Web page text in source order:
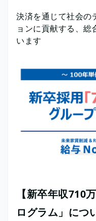
決済を通じて社会の
ョンに貢献する、総
います
【新卒年収
ログラム」につ